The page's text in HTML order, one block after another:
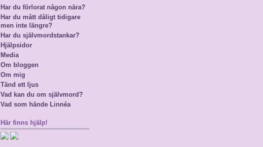
Har du förlorat någon nära?
Har du mått dåligt tidigare
men inte längre?
Har du självmordstankar?
Hjälpsidor
Media
Om bloggen
Om mig
Tänd ett ljus
Vad kan du om självmord?
Vad som hände Linnéa
Här finns hjälp!